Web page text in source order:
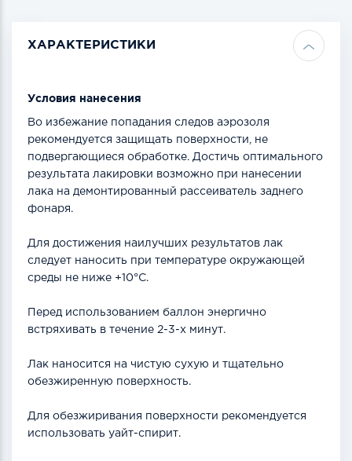
ХАРАКТЕРИСТИКИ
Условия нанесения
Во избежание попадания следов аэрозоля
рекомендуется защищать поверхности, не
подвергающиеся обработке. Доcтичь оптимального
результата лакировки возможно при нанесении
лака на демонтированный рассеиватель заднего
фонаря.
Для достижения наилучших результатов лак
следует наносить при температуре окружающей
среды не ниже +10°С.
Перед использованием баллон энергично
встряхивать в течение 2-3-х минут.
Лак наносится на чистую сухую и тщательно
обезжиренную поверхность.
Для обезжиривания поверхности рекомендуется
использовать уайт-спирит.